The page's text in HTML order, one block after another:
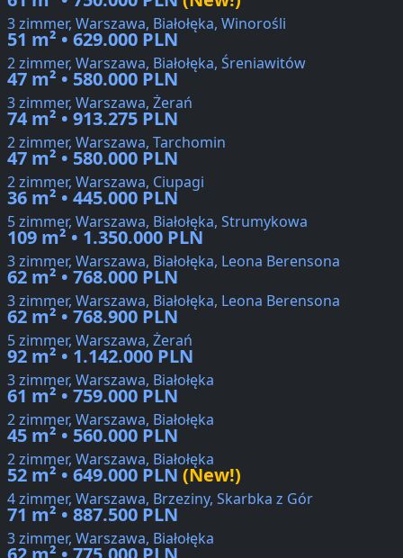
3 zimmer, Warszawa, Białołęka, Winorośli
51 m² • 629.000 PLN
2 zimmer, Warszawa, Białołęka, Śreniawitów
47 m² • 580.000 PLN
3 zimmer, Warszawa, Żerań
74 m² • 913.275 PLN
2 zimmer, Warszawa, Tarchomin
47 m² • 580.000 PLN
2 zimmer, Warszawa, Ciupagi
36 m² • 445.000 PLN
5 zimmer, Warszawa, Białołęka, Strumykowa
109 m² • 1.350.000 PLN
3 zimmer, Warszawa, Białołęka, Leona Berensona
62 m² • 768.000 PLN
3 zimmer, Warszawa, Białołęka, Leona Berensona
62 m² • 768.900 PLN
5 zimmer, Warszawa, Żerań
92 m² • 1.142.000 PLN
3 zimmer, Warszawa, Białołęka
61 m² • 759.000 PLN
2 zimmer, Warszawa, Białołęka
45 m² • 560.000 PLN
2 zimmer, Warszawa, Białołęka
52 m² • 649.000 PLN (New!)
4 zimmer, Warszawa, Brzeziny, Skarbka z Gór
71 m² • 887.500 PLN
3 zimmer, Warszawa, Białołęka